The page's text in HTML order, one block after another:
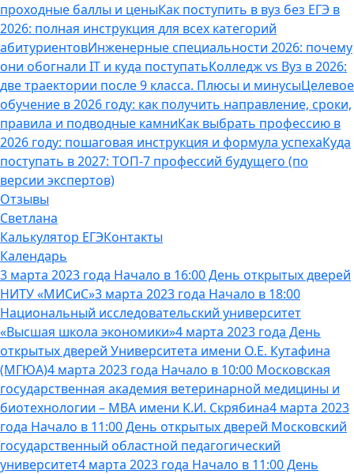
проходные баллы и ценыКак поступить в вуз без ЕГЭ в
2026: полная инструкция для всех категорий
абитуриентовИнженерные специальности 2026: почему
они обогнали IT и куда поступатьКолледж vs Вуз в 2026:
две траектории после 9 класса. Плюсы и минусыЦелевое
обучение в 2026 году: как получить направление, сроки,
правила и подводные камниКак выбрать профессию в
2026 году: пошаговая инструкция и формула успехаКуда
поступать в 2027: ТОП-7 профессий будущего (по
версии экспертов)
Отзывы
Светлана
Калькулятор ЕГЭКонтакты
Календарь
3 марта 2023 года Начало в 16:00 День открытых дверей
НИТУ «МИСиС»3 марта 2023 года Начало в 18:00
Национальный исследовательский университет
«Высшая школа экономики»4 марта 2023 года День
открытых дверей Университета имени О.Е. Кутафина
(МГЮА)4 марта 2023 года Начало в 10:00 Московская
государственная академия ветеринарной медицины и
биотехнологии – МВА имени К.И. Скрябина4 марта 2023
года Начало в 11:00 День открытых дверей Московский
государственный областной педагогический
университет4 марта 2023 года Начало в 11:00 День